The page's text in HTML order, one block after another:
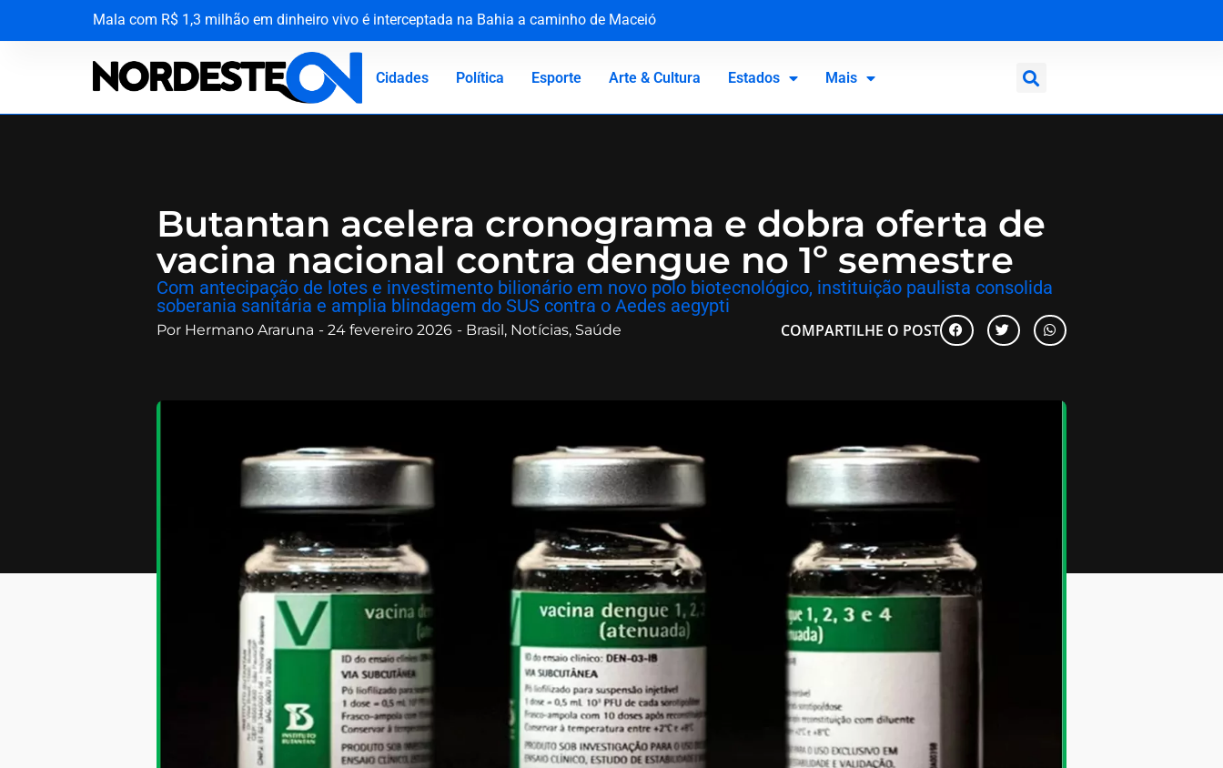
Mala com R$ 1,3 milhão em dinheiro vivo é interceptada na Bahia a caminho de Maceió
A força da solidariedade: garoto vítima de tubarão no Grande Recife dá os primeiros passos com prótese
Sanfoneiro Waldonys escapa ileso de forte acidente em Fortaleza
Esquema de agiotagem e extorsão no norte da Bahia movimentou R$ 10 milhões e usava até conta de adolescente
Cidades Política Esporte Arte & Cultura Estados Mais
Butantan acelera cronograma e dobra oferta de
vacina nacional contra dengue no 1º semestre
​Com antecipação de lotes e investimento bilionário em novo polo biotecnológico, instituição paulista consolida
soberania sanitária e amplia blindagem do SUS contra o Aedes aegypti
Por Hermano Araruna - 24 fevereiro 2026 - Brasil, Notícias, Saúde COMPARTILHE O POST